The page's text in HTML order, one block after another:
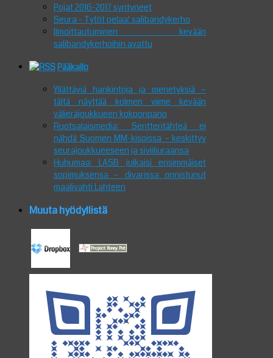
Pojat 2016-2017 syntyneet
Seura - Tytöt pelaa! salibandykerho
Ilmoittautuminen kevään
salibandykerhoihin avattu
Pääkallo
Yllättäviä hankintoja ja menetyksiä –
tältä näyttää kolmen viime kevään
välieräjoukkueen kokoonpano
Ruotsalaismedia: Sentteritähteä ei
nähdä Suomen MM-kisoissa – keskittyy
seurajoukkueeseen ja siviiliuraansa
Huhumaa: LASB julkaisi ensimmäiset
sopimuksensa – divarissa onnistunut
maalivahti Lahteen
Muuta hyödyllistä